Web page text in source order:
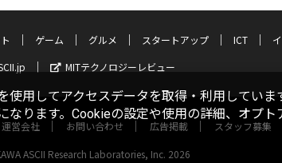
ゲーム グルメ スタートアップ ICT
MITテクノロジーレビュー
運営会社 お問い合わせ 広告掲載 スタッフ募集
ASCII Research Laboratories, Inc. 2026
用してアクセスデータを取得・利用していま
ります。Cookieの設定や使用の詳細、オプト